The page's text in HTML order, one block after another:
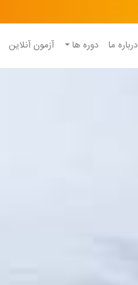
درباره ما دوره ها آزمون آنلاین